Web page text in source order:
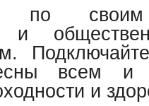
по своим
и
всем и
и